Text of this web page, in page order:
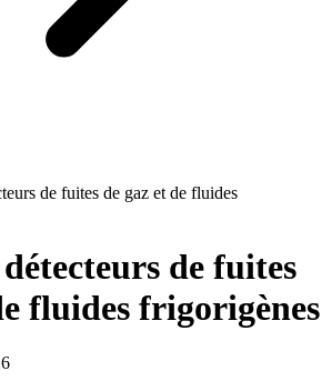
de fuites de gaz et de fluides
de fuites
fluides frigorigènes